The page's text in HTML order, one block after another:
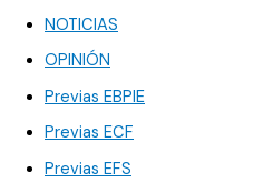
NOTICIAS
OPINIÓN
Previas EBPIE
Previas ECF
Previas EFS